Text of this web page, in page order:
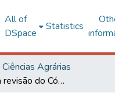
All of
DSpace
Statistics
Ciências Agrárias
O Estado na revisão do Código Florestal brasileiro: democracia, articulação discursiva e hegemonia